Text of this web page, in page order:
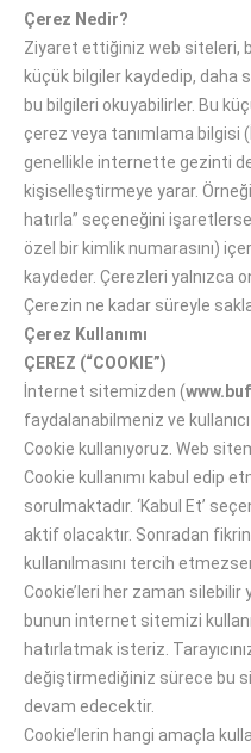
Çerez Nedir?
Ziyaret ettiğiniz web siteleri,
küçük bilgiler kaydedip, daha
bu bilgileri okuyabilirler. Bu
çerez veya tanımlama bilgisi
genellikle internette gezinti
kişiselleştirmeye yarar.
hatırla” seçeneğini
özel bir kimlik numarasını)
kaydeder. Çerezleri yalnızca
Çerezin ne kadar süreyle
Çerez Kullanımı
ÇEREZ (“COOKIE”)
İnternet sitemizden (
faydalanabilmeniz ve
Cookie kullanıyoruz. Web
Cookie kullanımı kabul edip
sorulmaktadır. ‘Kabul Et’
aktif olacaktır. Sonradan
kullanılmasını tercih
Cookie’leri her zaman
bunun internet sitemizi
hatırlatmak isteriz.
değiştirmediğiniz sürece bu
devam edecektir.
Cookie’lerin hangi amaçla